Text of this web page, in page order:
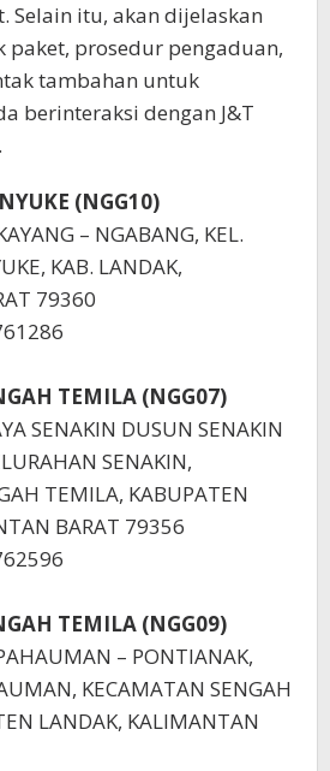
Selain itu, akan dijelaskan
paket, prosedur pengaduan,
tambahan untuk
berinteraksi dengan J&T
(NGG10)
– NGABANG, KEL.
KAB. LANDAK,
79360
TEMILA (NGG07)
SENAKIN DUSUN SENAKIN
SENAKIN,
TEMILA, KABUPATEN
BARAT 79356
TEMILA (NGG09)
– PONTIANAK,
KECAMATAN SENGAH
LANDAK, KALIMANTAN